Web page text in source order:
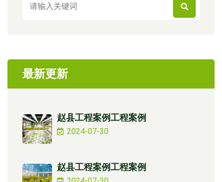
最新更新
赵县工程案例工程案例
2024-07-30
赵县工程案例工程案例